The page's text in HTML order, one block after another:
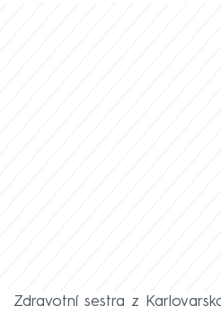
Zdravotní sestra z